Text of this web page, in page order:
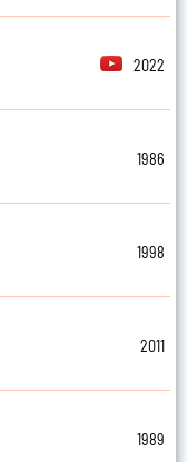
2022
1986
1998
2011
1989